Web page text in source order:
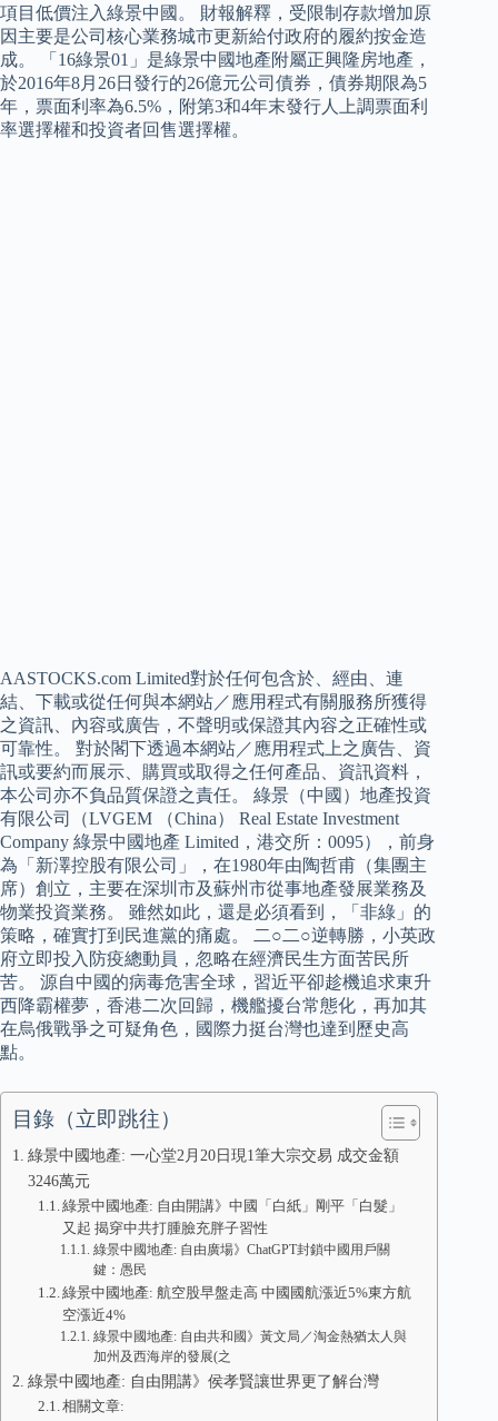
項目低價注入綠景中國。 財報解釋，受限制存款增加原
因主要是公司核心業務城市更新給付政府的履約按金造
成。 「16綠景01」是綠景中國地產附屬正興隆房地產，
於2016年8月26日發行的26億元公司債券，債券期限為5
年，票面利率為6.5%，附第3和4年末發行人上調票面利
率選擇權和投資者回售選擇權。
AASTOCKS.com Limited對於任何包含於、經由、連
結、下載或從任何與本網站／應用程式有關服務所獲得
之資訊、內容或廣告，不聲明或保證其內容之正確性或
可靠性。 對於閣下透過本網站／應用程式上之廣告、資
訊或要約而展示、購買或取得之任何產品、資訊資料，
本公司亦不負品質保證之責任。 綠景（中國）地產投資
有限公司（LVGEM （China） Real Estate Investment
Company 綠景中國地產 Limited，港交所：0095），前身
為「新澤控股有限公司」，在1980年由陶哲甫（集團主
席）創立，主要在深圳市及蘇州市從事地產發展業務及
物業投資業務。 雖然如此，還是必須看到，「非綠」的
策略，確實打到民進黨的痛處。 二○二○逆轉勝，小英政
府立即投入防疫總動員，忽略在經濟民生方面苦民所
苦。 源自中國的病毒危害全球，習近平卻趁機追求東升
西降霸權夢，香港二次回歸，機艦擾台常態化，再加其
在烏俄戰爭之可疑角色，國際力挺台灣也達到歷史高
點。
目錄（立即跳往）
綠景中國地產: 一心堂2月20日現1筆大宗交易 成交金額
3246萬元
綠景中國地產: 自由開講》中國「白紙」剛平「白髮」
又起 揭穿中共打腫臉充胖子習性
綠景中國地產: 自由廣場》ChatGPT封鎖中國用戶關
鍵：愚民
綠景中國地產: 航空股早盤走高 中國國航漲近5%東方航
空漲近4%
綠景中國地產: 自由共和國》黃文局／淘金熱猶太人與
加州及西海岸的發展(之
綠景中國地產: 自由開講》侯孝賢讓世界更了解台灣
相關文章: